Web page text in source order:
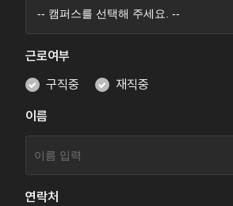
근로여부
구직중
재직중
이름
연락처